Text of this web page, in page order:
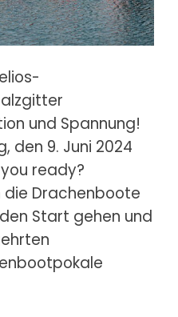
und Spannung!
den 9. Juni 2024
ready?
die Drachenboote
Start gehen und